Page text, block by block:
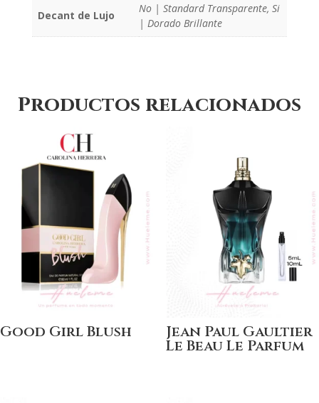
Decant de Lujo
No | Standard Transparente, Si
| Dorado Brillante
Productos relacionados
Good Girl Blush Jean Paul Gaultier
Le Beau Le Parfum